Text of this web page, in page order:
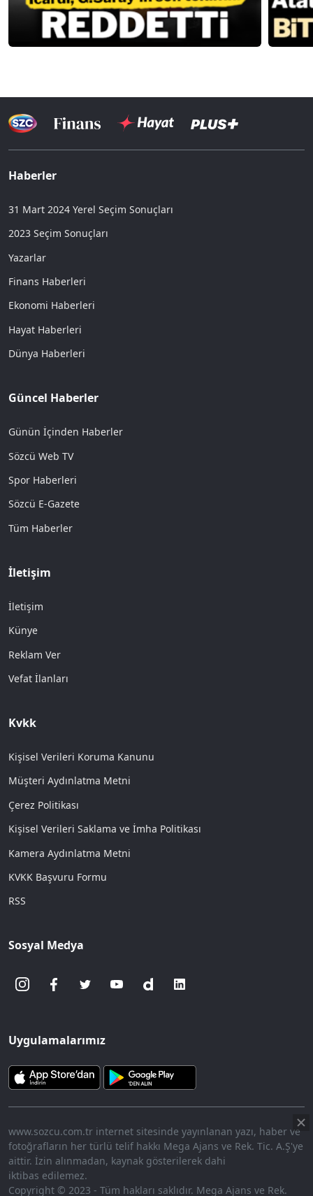
Haberler
31 Mart 2024 Yerel Seçim Sonuçları
2023 Seçim Sonuçları
Yazarlar
Finans Haberleri
Ekonomi Haberleri
Hayat Haberleri
Dünya Haberleri
Güncel Haberler
Günün İçinden Haberler
Sözcü Web TV
Spor Haberleri
Sözcü E-Gazete
Tüm Haberler
İletişim
İletişim
Künye
Reklam Ver
Vefat İlanları
Kvkk
Kişisel Verileri Koruma Kanunu
Müşteri Aydınlatma Metni
Çerez Politikası
Kişisel Verileri Saklama ve İmha Politikası
Kamera Aydınlatma Metni
KVKK Başvuru Formu
RSS
Sosyal Medya
Uygulamalarımız
www.sozcu.com.tr internet sitesinde yayınlanan yazı, haber ve
fotoğrafların her türlü telif hakkı Mega Ajans ve Rek. Tic. A.Ş'ye
aittir. İzin alınmadan, kaynak gösterilerek dahi
iktibas edilemez.
Copyright © 2023 - Tüm hakları saklıdır. Mega Ajans ve Rek.